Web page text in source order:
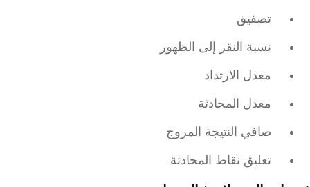
تصفيق
نسبة النقر إلى الظهور
معدل الارتداد
معدل المحادثة
صافي النتيجة المروج
تعليق نقاط المحادثة